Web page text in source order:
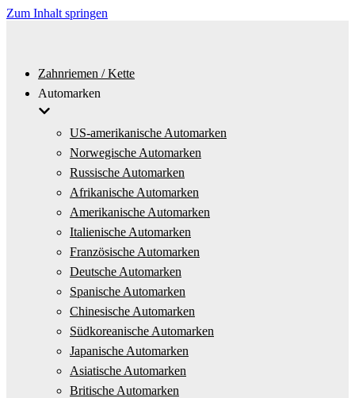
Zum Inhalt springen
Zahnriemen / Kette
Automarken
US-amerikanische Automarken
Norwegische Automarken
Russische Automarken
Afrikanische Automarken
Amerikanische Automarken
Italienische Automarken
Französische Automarken
Deutsche Automarken
Spanische Automarken
Chinesische Automarken
Südkoreanische Automarken
Japanische Automarken
Asiatische Automarken
Britische Automarken